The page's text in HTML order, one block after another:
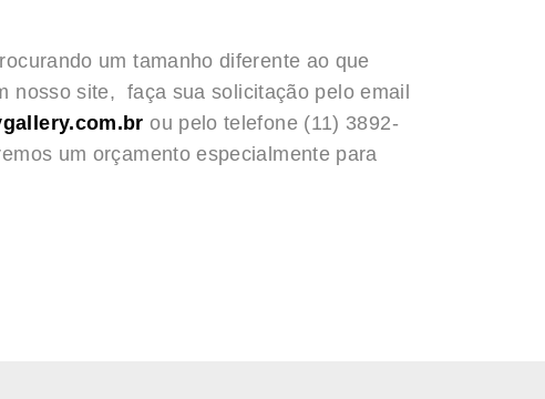
um tamanho diferente ao que
nosso site, faça sua solicitação pelo email
ou pelo telefone (11) 3892-
um orçamento especialmente para